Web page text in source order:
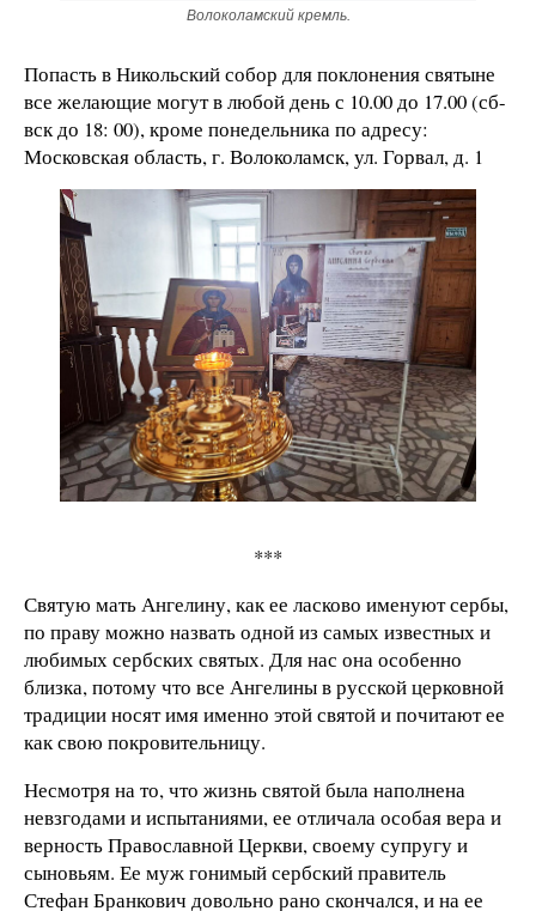
Волоколамский кремль.
Попасть в Никольский собор для поклонения святыне
все желающие могут в любой день с 10.00 до 17.00 (сб-
вск до 18: 00), кроме понедельника по адресу:
Московская область, г. Волоколамск, ул. Горвал, д. 1
***
Святую мать Ангелину, как ее ласково именуют сербы,
по праву можно назвать одной из самых известных и
любимых сербских святых. Для нас она особенно
близка, потому что все Ангелины в русской церковной
традиции носят имя именно этой святой и почитают ее
как свою покровительницу.
Несмотря на то, что жизнь святой была наполнена
невзгодами и испытаниями, ее отличала особая вера и
верность Православной Церкви, своему супругу и
сыновьям. Ее муж гонимый сербский правитель
Стефан Бранкович довольно рано скончался, и на ее